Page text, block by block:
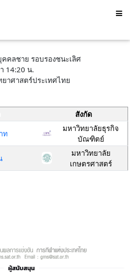
คลชาย รอบรองชนะเลิศ
14:20 น.
าศาสตร์ประเทศไทย
สังกัด
ท
มหาวิทยาลัยธุรกิจ
บัณฑิตย์
มหาวิทยาลัย
เกษตรศาสตร์